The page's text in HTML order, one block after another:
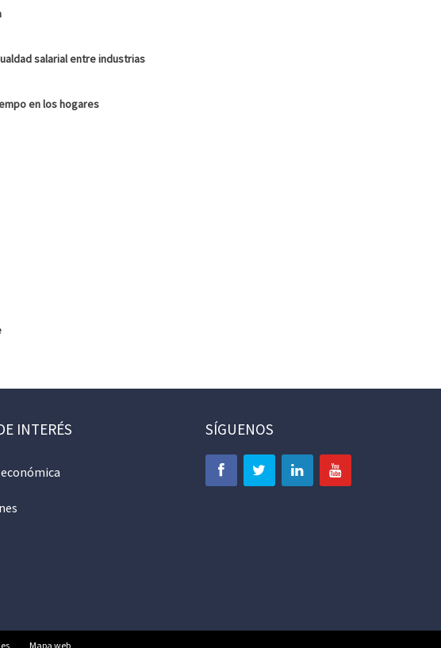
salarial entre industrias
en los hogares
INTERÉS SÍGUENOS
Mapa web